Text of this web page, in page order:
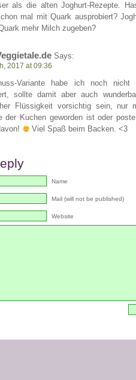
als die alten Joghurt-Rezepte.
mal mit Quark ausprobiert?
mehr Milch zugeben?
Says:
2017 at 09:36
Variante habe ich noch
sollte damit aber auch
Flüssigkeit vorsichtig sein, nur
der Kuchen geworden ist oder
Viel Spaß beim Backen. <3
Name
Mail (will not be published)
Website